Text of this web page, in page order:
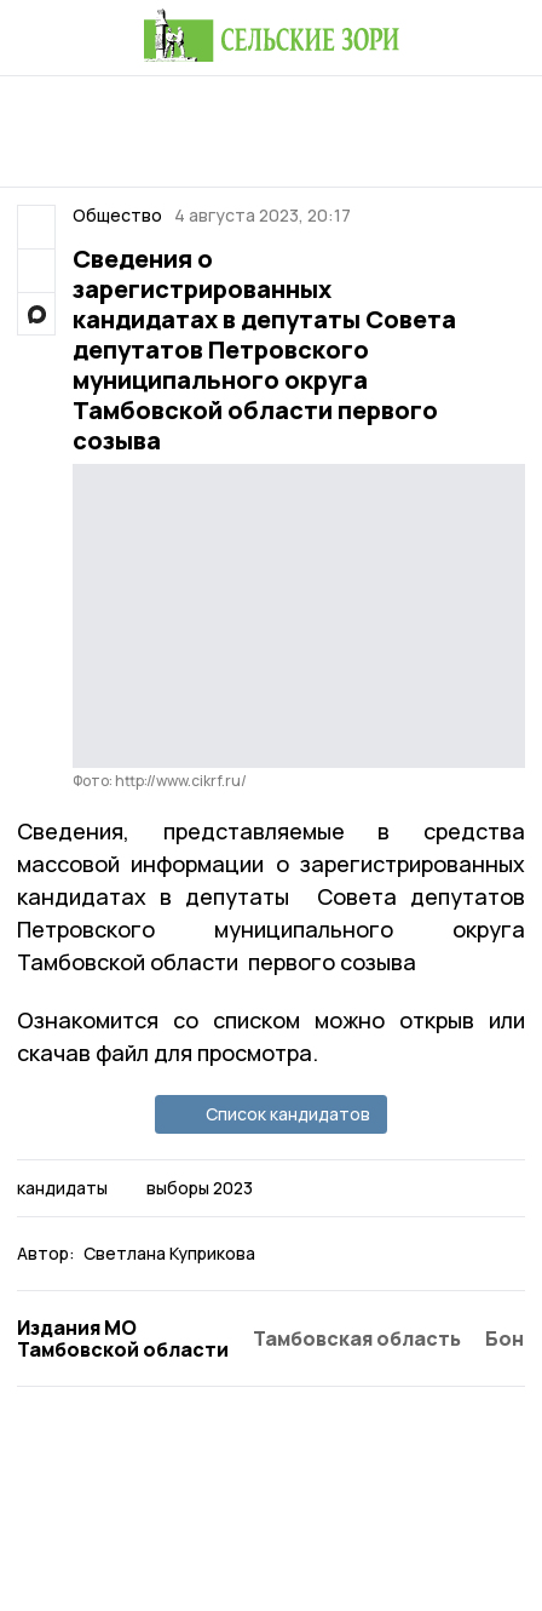
Общество 4 августа 2023, 20:17
Сведения о
зарегистрированных
кандидатах в депутаты Совета
депутатов Петровского
муниципального округа
Тамбовской области первого
созыва
Фото: http://www.cikrf.ru/
Сведения, представляемые в средства
массовой информации о зарегистрированных
кандидатах в депутаты Совета депутатов
Петровского муниципального округа
Тамбовской области первого созыва
Ознакомится со списком можно открыв или
скачав файл для просмотра.
Список кандидатов
кандидаты выборы 2023
Автор: Светлана Куприкова
Издания МО
Тамбовской области
Тамбовская область